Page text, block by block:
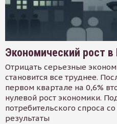
Экономический рост в
Отрицать серьезные
становится все труднее.
первом квартале на 0,6%
нулевой рост экономики.
потребительского спроса
результаты